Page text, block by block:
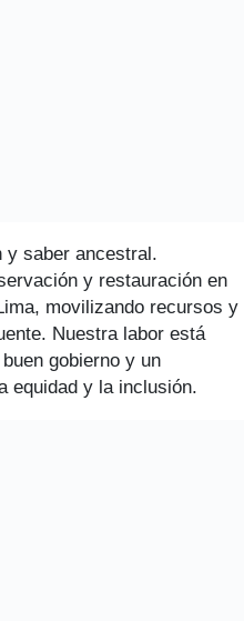
y saber ancestral.
y restauración en
movilizando recursos y
Nuestra labor está
gobierno y un
equidad y la inclusión.